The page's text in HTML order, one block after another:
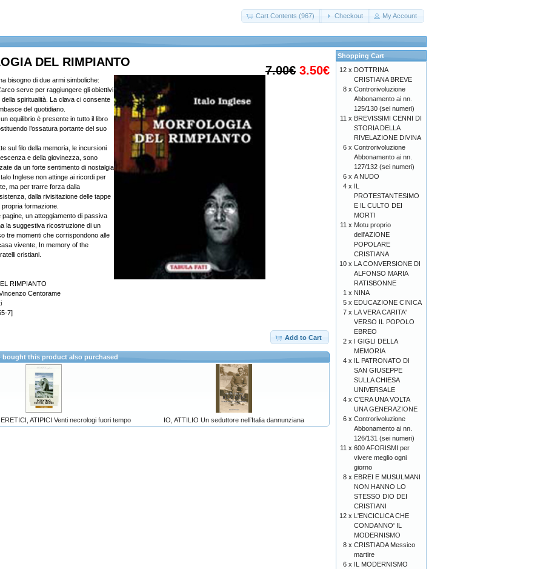
Cart Contents (967) Checkout My Account
7.00€ 3.50€
DEL RIMPIANTO
ha bisogno di due armi simboliche:
serve per raggiungere gli obiettivi
della spiritualità. La clava ci consente
del quotidiano.
equilibrio è presente in tutto il libro
l’ossatura portante del suo
sul filo della memoria, le incursioni
e della giovinezza, sono
da un forte sentimento di nostalgia
Inglese non attinge ai ricordi per
ma per trarre forza dalla
dalla rivisitazione delle tappe
formazione.
pagine, un atteggiamento di passiva
la suggestiva ricostruzione di un
tre momenti che corrispondono alle
vivente, In memory of the
cristiani.
RIMPIANTO
Centorame
7]
Add to Cart
bought this product also purchased
ATIPICI Venti necrologi fuori tempo IO, ATTILIO Un seduttore nell’Italia dannunziana
Shopping Cart
12 x DOTTRINA
CRISTIANA BREVE
8 x Controrivoluzione
Abbonamento ai nn.
125/130 (sei numeri)
11 x BREVISSIMI CENNI DI
STORIA DELLA
RIVELAZIONE DIVINA
6 x Controrivoluzione
Abbonamento ai nn.
127/132 (sei numeri)
6 x A NUDO
4 x IL
PROTESTANTESIMO
E IL CULTO DEI
MORTI
11 x Motu proprio
dell'AZIONE
POPOLARE
CRISTIANA
10 x LA CONVERSIONE DI
ALFONSO MARIA
RATISBONNE
1 x NINA
5 x EDUCAZIONE CINICA
7 x LA VERA CARITA'
VERSO IL POPOLO
EBREO
2 x I GIGLI DELLA
MEMORIA
4 x IL PATRONATO DI
SAN GIUSEPPE
SULLA CHIESA
UNIVERSALE
4 x C'ERA UNA VOLTA
UNA GENERAZIONE
6 x Controrivoluzione
Abbonamento ai nn.
126/131 (sei numeri)
11 x 600 AFORISMI per
vivere meglio ogni
giorno
8 x EBREI E MUSULMANI
NON HANNO LO
STESSO DIO DEI
CRISTIANI
12 x L'ENCICLICA CHE
CONDANNO' IL
MODERNISMO
8 x CRISTIADA Messico
martire
6 x IL MODERNISMO